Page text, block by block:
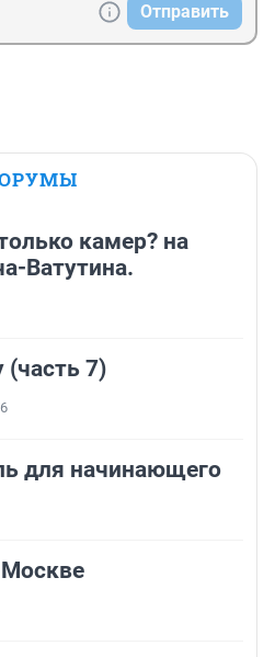
Отправить
камер? на
Ватутина.
(часть 7)
для начинающего
Москве